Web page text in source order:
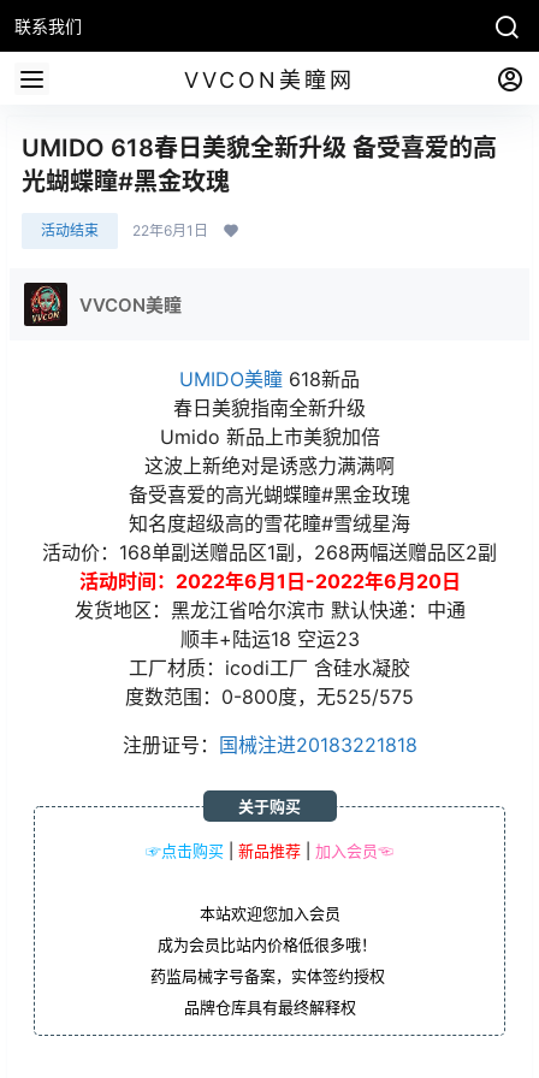
联系我们
VVCON美瞳网
UMIDO 618春日美貌全新升级 备受喜爱的高
光蝴蝶瞳#黑金玫瑰
活动结束 22年6月1日
VVCON美瞳
UMIDO美瞳 618新品
春日美貌指南全新升级
Umido 新品上市美貌加倍
这波上新绝对是诱惑力满满啊
备受喜爱的高光蝴蝶瞳#黑金玫瑰
知名度超级高的雪花瞳#雪绒星海
活动价：168单副送赠品区1副，268两幅送赠品区2副
活动时间：2022年6月1日-2022年6月20日
发货地区：黑龙江省哈尔滨市 默认快递：中通
顺丰+陆运18 空运23
工厂材质：icodi工厂 含硅水凝胶
度数范围：0-800度，无525/575
注册证号：
国械注进20183221818
☞点击购买 新品推荐 加入会员☜
关于购买
本站欢迎您加入会员
成为会员比站内价格低很多哦！
药监局械字号备案，实体签约授权
品牌仓库具有最终解释权